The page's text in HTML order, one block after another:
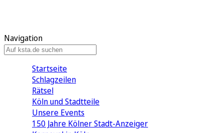
Navigation
Startseite
Schlagzeilen
Rätsel
Köln und Stadtteile
Unsere Events
150 Jahre Kölner Stadt-Anzeiger